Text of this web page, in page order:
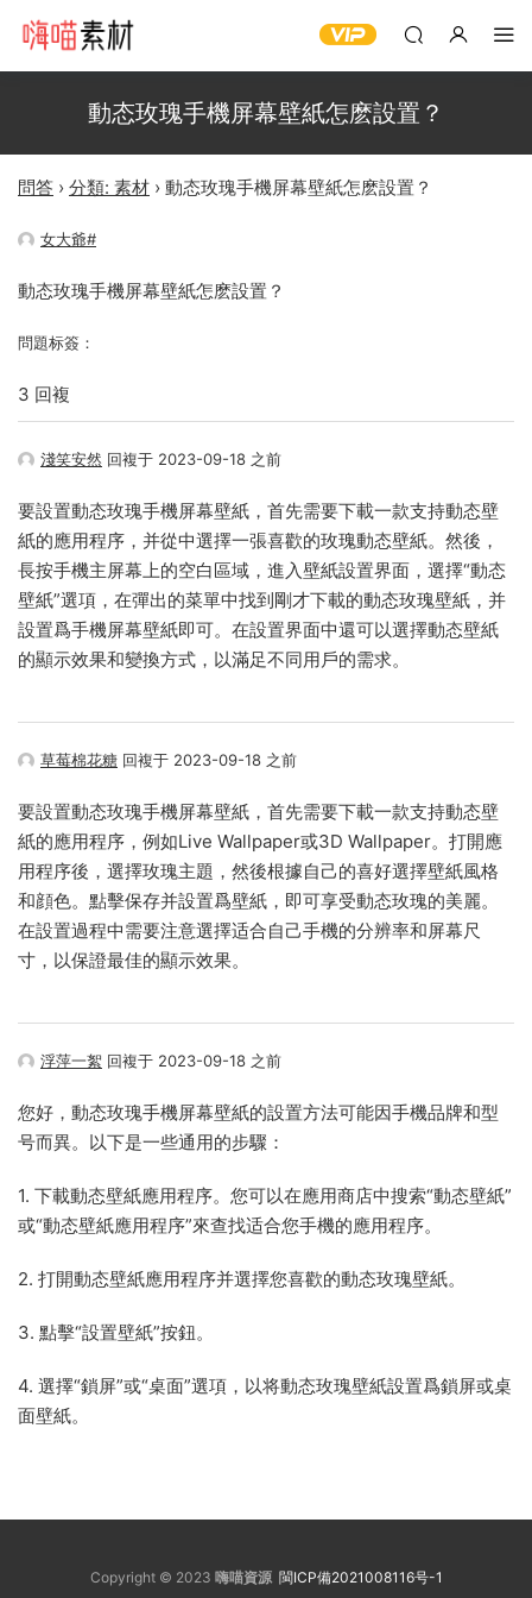
動态玫瑰手機屏幕壁紙怎麽設置？
問答 › 分類: 素材 › 動态玫瑰手機屏幕壁紙怎麽設置？
女大爺#
動态玫瑰手機屏幕壁紙怎麽設置？
問題标簽：
3 回複
淺笑安然 回複于 2023-09-18 之前
要設置動态玫瑰手機屏幕壁紙，首先需要下載一款支持動态壁
紙的應用程序，并從中選擇一張喜歡的玫瑰動态壁紙。然後，
長按手機主屏幕上的空白區域，進入壁紙設置界面，選擇“動态
壁紙”選項，在彈出的菜單中找到剛才下載的動态玫瑰壁紙，并
設置爲手機屏幕壁紙即可。在設置界面中還可以選擇動态壁紙
的顯示效果和變換方式，以滿足不同用戶的需求。
草莓棉花糖 回複于 2023-09-18 之前
要設置動态玫瑰手機屏幕壁紙，首先需要下載一款支持動态壁
紙的應用程序，例如Live Wallpaper或3D Wallpaper。打開應
用程序後，選擇玫瑰主題，然後根據自己的喜好選擇壁紙風格
和顔色。點擊保存并設置爲壁紙，即可享受動态玫瑰的美麗。
在設置過程中需要注意選擇适合自己手機的分辨率和屏幕尺
寸，以保證最佳的顯示效果。
浮萍一絮 回複于 2023-09-18 之前
您好，動态玫瑰手機屏幕壁紙的設置方法可能因手機品牌和型
号而異。以下是一些通用的步驟：
1. 下載動态壁紙應用程序。您可以在應用商店中搜索“動态壁紙”
或“動态壁紙應用程序”來查找适合您手機的應用程序。
2. 打開動态壁紙應用程序并選擇您喜歡的動态玫瑰壁紙。
3. 點擊“設置壁紙”按鈕。
4. 選擇“鎖屏”或“桌面”選項，以将動态玫瑰壁紙設置爲鎖屏或桌
面壁紙。
Copyright © 2023 嗨喵資源 閩ICP備2021008116号-1